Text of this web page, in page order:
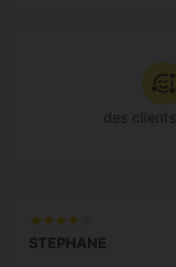
des
STEPHANE